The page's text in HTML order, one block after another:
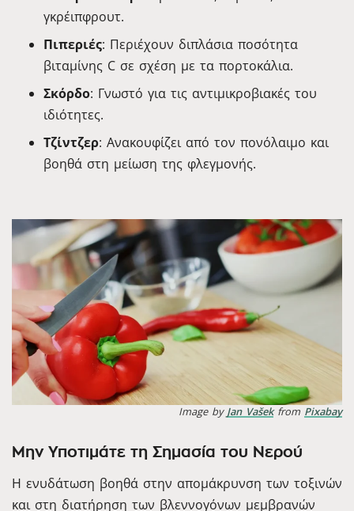
γκρέιπφρουτ.
Πιπεριές: Περιέχουν διπλάσια ποσότητα
βιταμίνης C σε σχέση με τα πορτοκάλια.
Σκόρδο: Γνωστό για τις αντιμικροβιακές του
ιδιότητες.
Τζίντζερ: Ανακουφίζει από τον πονόλαιμο και
βοηθά στη μείωση της φλεγμονής.
Image by Jan Vašekfrom Pixabay
Μην Υποτιμάτε τη Σημασία του Νερού
Η ενυδάτωση βοηθά στην απομάκρυνση των τοξινών
και στη διατήρηση των βλεννογόνων μεμβρανών